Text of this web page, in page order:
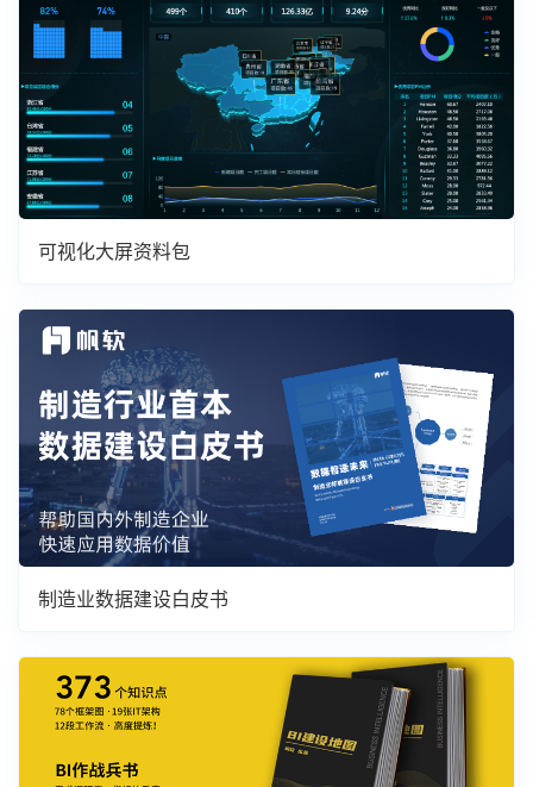
可视化大屏资料包
制造业数据建设白皮书